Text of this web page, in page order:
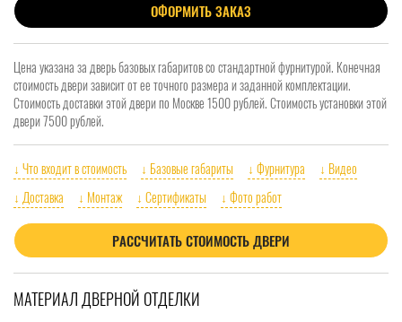
ОФОРМИТЬ ЗАКАЗ
Цена указана за дверь базовых габаритов со стандартной фурнитурой. Конечная
стоимость двери зависит от ее точного размера и заданной комплектации.
Стоимость доставки этой двери по Москве 1500 рублей. Стоимость установки этой
двери 7500 рублей.
↓ Что входит в стоимость ↓ Базовые габариты ↓ Фурнитура
↓ Видео
↓ Доставка
↓ Монтаж ↓ Сертификаты ↓ Фото работ
РАССЧИТАТЬ СТОИМОСТЬ ДВЕРИ
МАТЕРИАЛ ДВЕРНОЙ ОТДЕЛКИ